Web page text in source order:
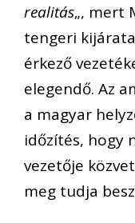
realitás„, mert
tengeri
érkező
elegendő. Az
a magyar
időzítés, hogy
vezetője
meg tudja